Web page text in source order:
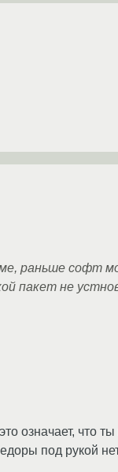
раньше софт
пакет не
означает, что
под рукой